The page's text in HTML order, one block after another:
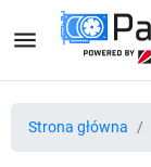
menu
Strona główna